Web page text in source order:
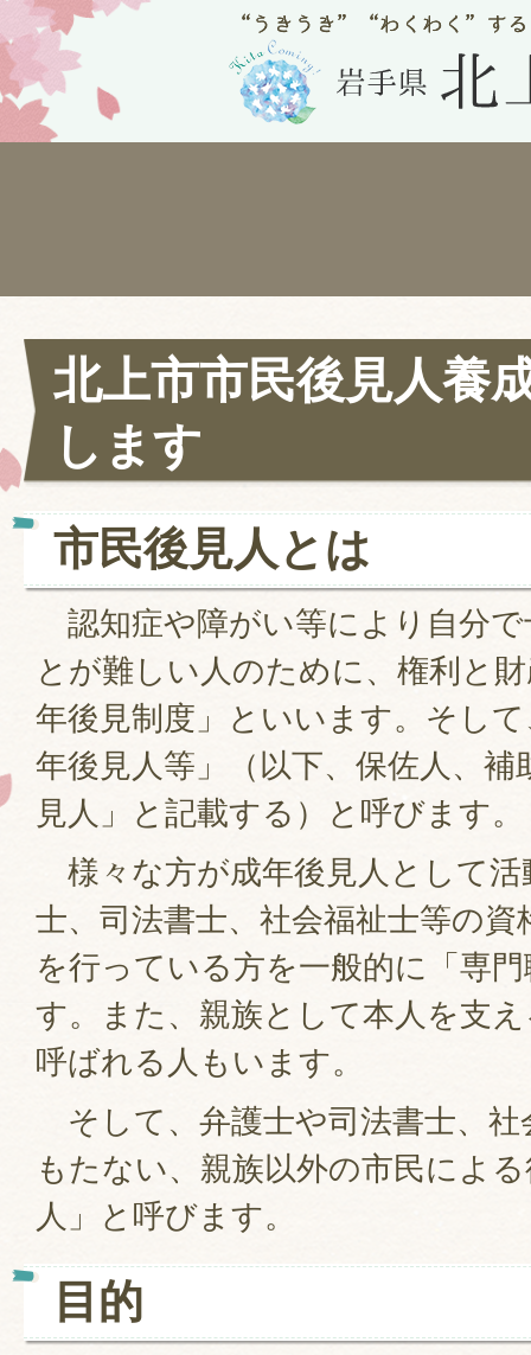
北上市市民後見人養
します
市民後見人とは
認知症や障がい等により自分
とが難しい人のために、権利と
年後見制度」といいます。そし
年後見人等」（以下、保佐人、補
見人」と記載する）と呼びます。
様々な方が成年後見人として
士、司法書士、社会福祉士等の
を行っている方を一般的に「専
す。また、親族として本人を支
呼ばれる人もいます。
そして、弁護士や司法書士、社
もたない、親族以外の市民によ
人」と呼びます。
目的